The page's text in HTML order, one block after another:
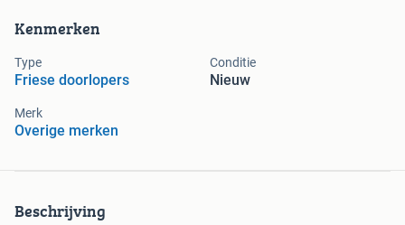
Kenmerken
Type
Friese doorlopers
Conditie
Nieuw
Merk
Overige merken
Beschrijving